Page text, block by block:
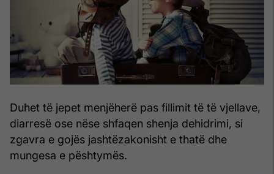
Duhet të jepet menjëherë pas fillimit të të vjellave,
diarresë ose nëse shfaqen shenja dehidrimi, si
zgavra e gojës jashtëzakonisht e thatë dhe
mungesa e pështymës.